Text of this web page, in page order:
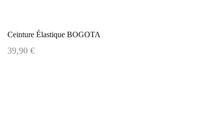
Ceinture Élastique BOGOTA
39,90 €